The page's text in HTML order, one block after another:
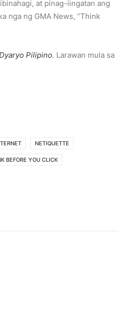
at pinag-iingatan ang
nga ng GMA News, “Think
Pilipino. Larawan mula sa
NETIQUETTE
BEFORE YOU CLICK